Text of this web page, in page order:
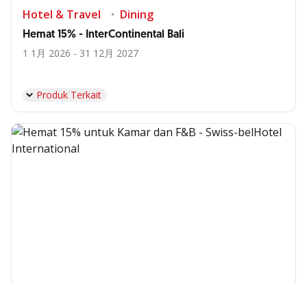
Hotel & Travel Dining
Hemat 15% - InterContinental Bali
1 1月 2026 - 31 12月 2027
Produk Terkait